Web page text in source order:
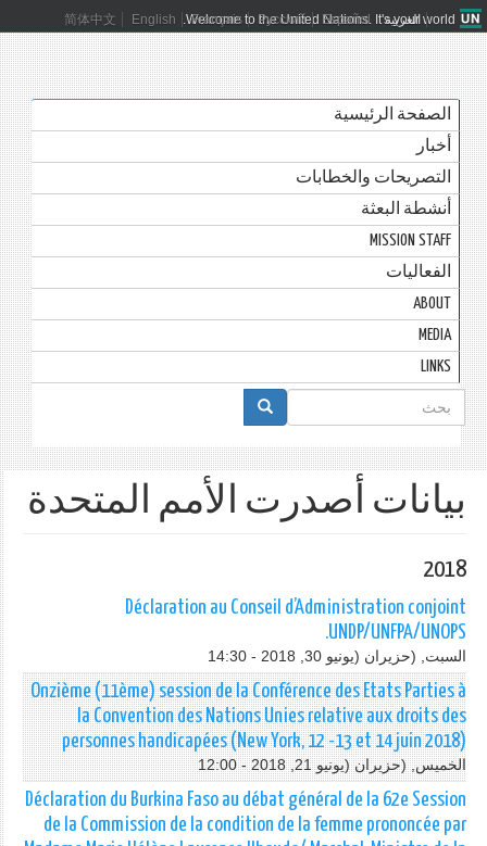
Welcome to the United Nations. It's your world.
العربية 简体中文 English Français Русский Español
الصفحة الرئيسية
أخبار
التصريحات والخطابات
أنشطة البعثة
MISSION STAFF
الفعاليات
ABOUT
MEDIA
LINKS
استمارة
البحث
بحث
بيانات أصدرت الأمم المتحدة
2018
Déclaration au Conseil d’Administration conjoint
UNDP/UNFPA/UNOPS.
السبت, (حزيران (يونيو 30, 2018 - 14:30
Onzième (11ème) session de la Conférence des Etats Parties à
la Convention des Nations Unies relative aux droits des
personnes handicapées (New York, 12 -13 et 14 juin 2018)
الخميس, (حزيران (يونيو 21, 2018 - 12:00
Déclaration du Burkina Faso au débat général de la 62e Session
de la Commission de la condition de la femme prononcée par